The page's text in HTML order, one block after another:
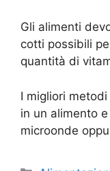
Gli alimenti
cotti possibili
quantità di
I migliori
in un alimento
microonde